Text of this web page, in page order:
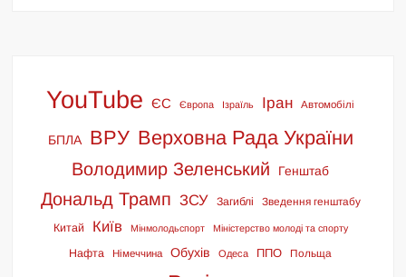
YouTube ЄС Європа Ізраїль Іран Автомобілі
БПЛА ВРУ Верховна Рада України
Володимир Зеленський Генштаб
Дональд Трамп ЗСУ Загиблі Зведення генштабу
Китай Київ Мінмолодьспорт Міністерство молоді та спорту
Нафта Німеччина Обухів Одеса ППО Польща